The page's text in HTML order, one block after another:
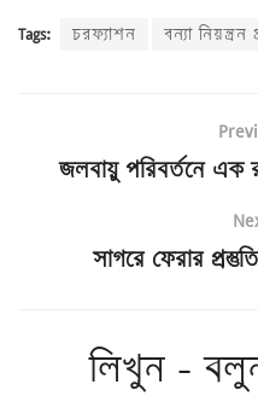
Tags: চরফ্যাশন বন্যা নিয়ন্ত্রন
জলবায়ু পরিবর্তনে এক
সাগরে ফেরার
লিখুন -